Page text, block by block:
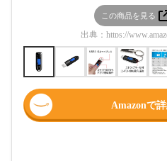
この商品を見る
出典： https://
Amazonで